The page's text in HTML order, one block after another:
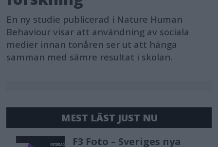
En ny studie publicerad i Nature Human
Behaviour visar att användning av sociala
medier innan tonåren ser ut att hänga
samman med sämre resultat i skolan.
MEST LÄST JUST NU
F3 Foto – Sveriges nya